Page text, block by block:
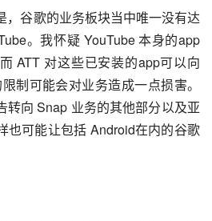
，谷歌的业务板块当中唯一没有达
。我怀疑 YouTube 本身的app
ATT 对这些已安装的app可以向
制可能会对业务造成一点损害。
转向 Snap 业务的其他部分以及亚
也可能让包括 Android在内的谷歌